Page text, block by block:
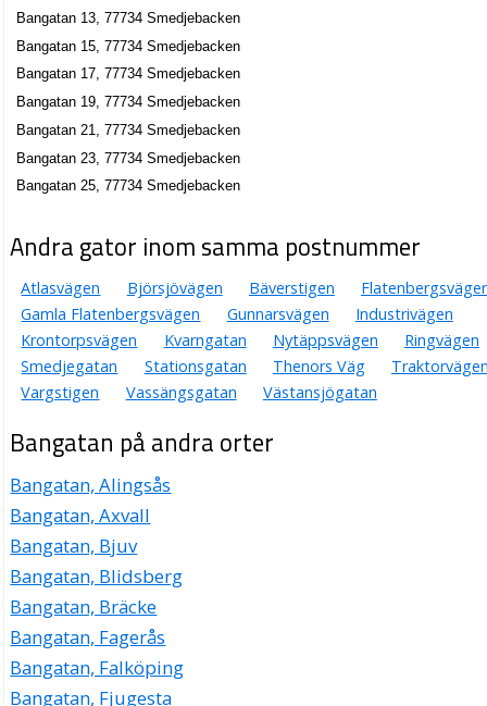
Bangatan 13, 77734 Smedjebacken
Bangatan 15, 77734 Smedjebacken
Bangatan 17, 77734 Smedjebacken
Bangatan 19, 77734 Smedjebacken
Bangatan 21, 77734 Smedjebacken
Bangatan 23, 77734 Smedjebacken
Bangatan 25, 77734 Smedjebacken
Andra gator inom samma postnummer
Atlasvägen Björsjövägen Bäverstigen
Gamla Flatenbergsvägen
Gunnarsvägen
Industrivägen
Krontorpsvägen
Kvarngatan Nytäppsvägen
Ringvägen
Smedjegatan
Stationsgatan Thenors Väg
Vargstigen
Vassängsgatan Västansjögatan
Bangatan på andra orter
Bangatan, Alingsås
Bangatan, Axvall
Bangatan, Bjuv
Bangatan, Blidsberg
Bangatan, Bräcke
Bangatan, Fagerås
Bangatan, Falköping
Bangatan, Fjugesta